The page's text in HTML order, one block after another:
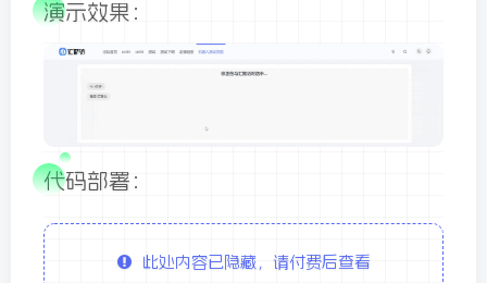
演示效果：
代码部署：
此处内容已隐藏，请付费后查看